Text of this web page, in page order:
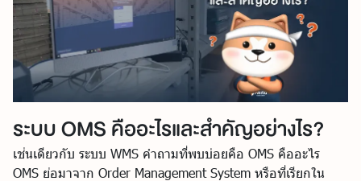
ระบบ OMS คืออะไรและสำคัญอย่างไร?
เช่นเดียวกับ ระบบ WMS คำถามที่พบบ่อยคือ OMS คืออะไร
OMS ย่อมาจาก Order Management System หรือที่เรียกใน